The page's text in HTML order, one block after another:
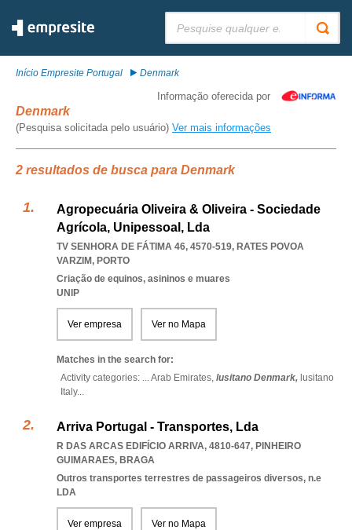
Início Empresite Portugal Denmark
Informação oferecida por
Denmark
(Pesquisa solicitada pelo usuário) Ver mais informações
2 resultados de busca para Denmark
Agropecuária Oliveira & Oliveira - Sociedade
Agrícola, Unipessoal, Lda
TV SENHORA DE FÁTIMA 46, 4570-519, RATES POVOA
VARZIM, PORTO
Criação de equinos, asininos e muares
UNIP
Ver empresa Ver no Mapa
Matches in the search for:
Activity categories: ...Arab Emirates, lusitano Denmark, lusitano
Italy...
Arriva Portugal - Transportes, Lda
R DAS ARCAS EDIFÍCIO ARRIVA, 4810-647, PINHEIRO
GUIMARAES, BRAGA
Outros transportes terrestres de passageiros diversos, n.e
LDA
Ver empresa Ver no Mapa